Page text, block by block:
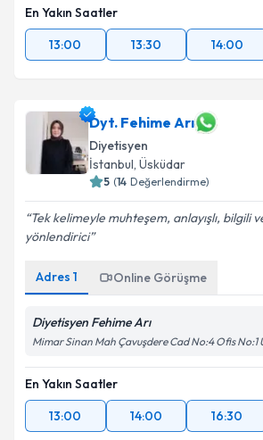
En Yakın Saatler
13:00
13:30 14:00
Dyt. Fehime Arı
Diyetisyen
İstanbul, Üsküdar
5 (14 Değerlendirme)
Tek kelimeyle muhteşem, anlayışlı, bilgili
yönlendirici
Adres 1 Online Görüşme
Diyetisyen Fehime Arı
Mimar Sinan Mah Çavuşdere Cad No:4 Ofis No:1
En Yakın Saatler
13:00
14:00 16:30